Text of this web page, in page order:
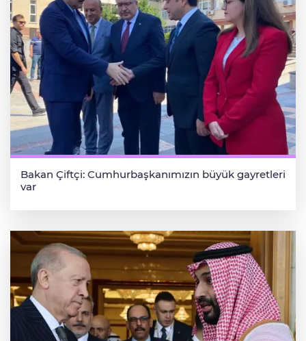
Bakan Çiftçi: Cumhurbaşkanımızın büyük gayretleri
var